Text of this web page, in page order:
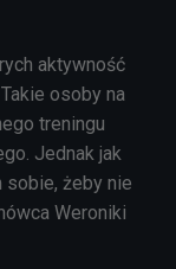
aktywność
osoby na
treningu
Jednak jak
sobie, żeby nie
Weroniki